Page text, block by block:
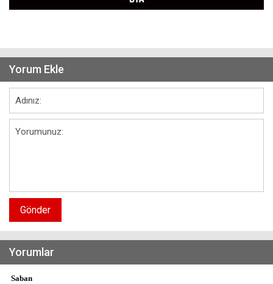
Yorum Ekle
Gönder
Yorumlar
Saban